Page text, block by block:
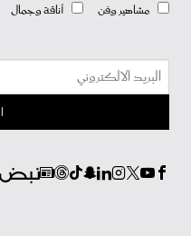
مشاهير وفن
أناقة وجمال